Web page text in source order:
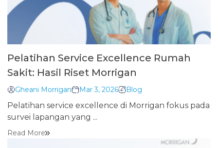
Pelatihan Service Excellence Rumah
Sakit: Hasil Riset Morrigan
Gheani Morrigan Mar 3, 2026 Blog
Pelatihan service excellence di Morrigan fokus pada
survei lapangan yang ...
Read More